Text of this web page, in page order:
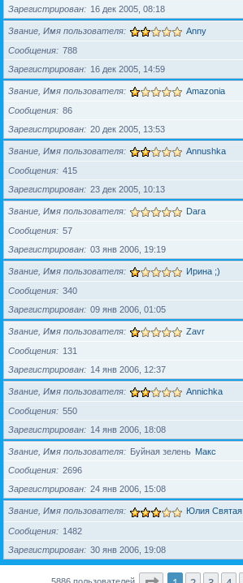
Зарегистрирован
16 дек 2005, 08:18
Звание, Имя пользователя Anny
Сообщения
788
Зарегистрирован
16 дек 2005, 14:59
Звание, Имя пользователя Amazonia
Сообщения
86
Зарегистрирован
20 дек 2005, 13:53
Звание, Имя пользователя Annushka
Сообщения
415
Зарегистрирован
23 дек 2005, 10:13
Звание, Имя пользователя Dara
Сообщения
57
Зарегистрирован
03 янв 2006, 19:19
Звание, Имя пользователя Ирина ;)
Сообщения
340
Зарегистрирован
09 янв 2006, 01:05
Звание, Имя пользователя Zavr
Сообщения
131
Зарегистрирован
14 янв 2006, 12:37
Звание, Имя пользователя Annichka
Сообщения
550
Зарегистрирован
14 янв 2006, 18:08
Звание, Имя пользователя Буйная зелень Макс
Сообщения
2696
Зарегистрирован
24 янв 2006, 15:08
Звание, Имя пользователя Юлия Святая
Сообщения
1482
Зарегистрирован
30 янв 2006, 19:08
5886 пользователей